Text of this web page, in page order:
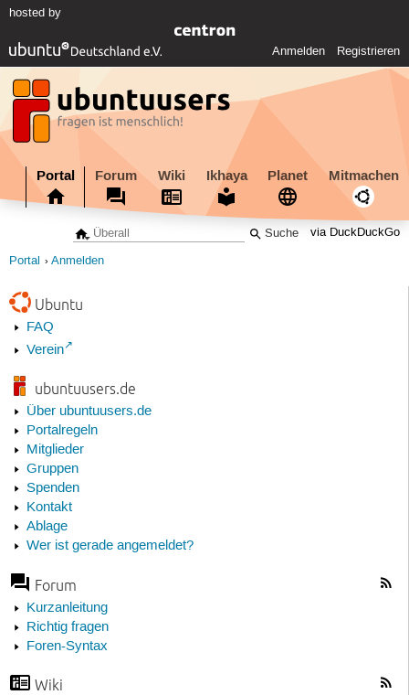
hosted by
Anmelden Registrieren
Portal Forum Wiki Ikhaya Planet Mitmachen
via DuckDuckGo
Portal Anmelden
Ubuntu
FAQ
Verein
ubuntuusers.de
Über ubuntuusers.de
Portalregeln
Mitglieder
Gruppen
Spenden
Kontakt
Ablage
Wer ist gerade angemeldet?
Forum
Kurzanleitung
Richtig fragen
Foren-Syntax
Wiki